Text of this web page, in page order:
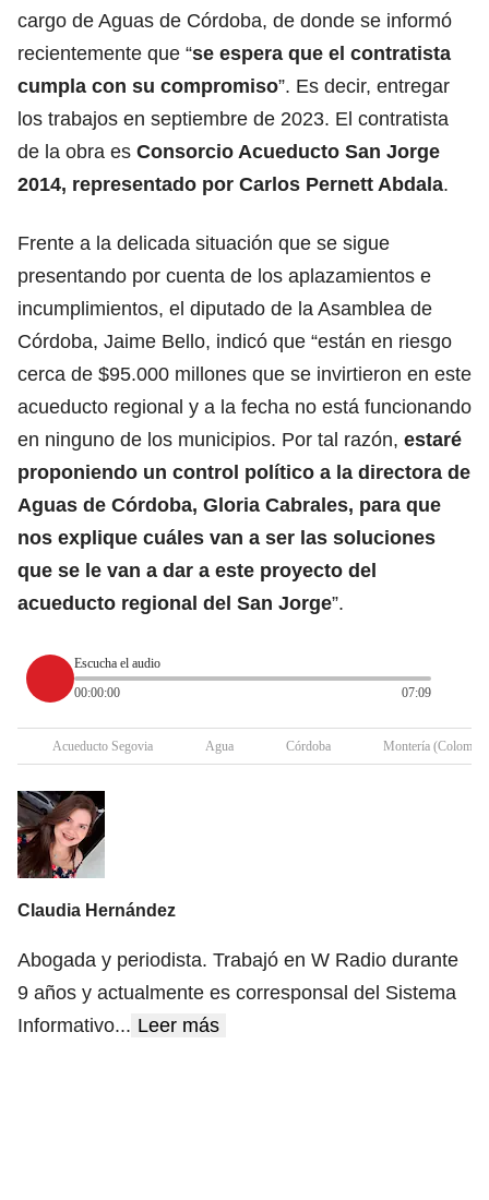
cargo de Aguas de Córdoba, de donde se informó
recientemente que “se espera que el contratista
cumpla con su compromiso”. Es decir, entregar
los trabajos en septiembre de 2023. El contratista
de la obra es Consorcio Acueducto San Jorge
2014, representado por Carlos Pernett Abdala.
Frente a la delicada situación que se sigue
presentando por cuenta de los aplazamientos e
incumplimientos, el diputado de la Asamblea de
Córdoba, Jaime Bello, indicó que “están en riesgo
cerca de $95.000 millones que se invirtieron en este
acueducto regional y a la fecha no está funcionando
en ninguno de los municipios. Por tal razón, estaré
proponiendo un control político a la directora de
Aguas de Córdoba, Gloria Cabrales, para que
nos explique cuáles van a ser las soluciones
que se le van a dar a este proyecto del
acueducto regional del San Jorge”.
Escucha el audio
00:00:00
07:09
Acueducto Segovia Agua Córdoba Montería
Claudia Hernández
Abogada y periodista. Trabajó en W Radio durante
9 años y actualmente es corresponsal del Sistema
Informativo... Leer más